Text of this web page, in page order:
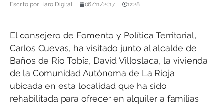
Escrito por Haro Digital 06/11/2017 12:28
El consejero de Fomento y Política Territorial,
Carlos Cuevas, ha visitado junto al alcalde de
Baños de Río Tobía, David Villoslada, la vivienda
de la Comunidad Autónoma de La Rioja
ubicada en esta localidad que ha sido
rehabilitada para ofrecer en alquiler a familias